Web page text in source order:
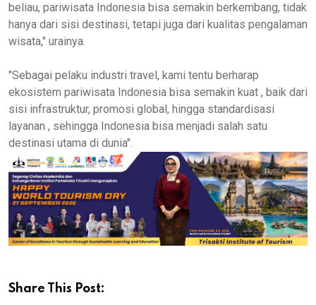
beliau, pariwisata Indonesia bisa semakin berkembang, tidak
hanya dari sisi destinasi, tetapi juga dari kualitas pengalaman
wisata," urainya.
"Sebagai pelaku industri travel, kami tentu berharap
ekosistem pariwisata Indonesia bisa semakin kuat , baik dari
sisi infrastruktur, promosi global, hingga standardisasi
layanan , sehingga Indonesia bisa menjadi salah satu
destinasi utama di dunia".
Share This Post: